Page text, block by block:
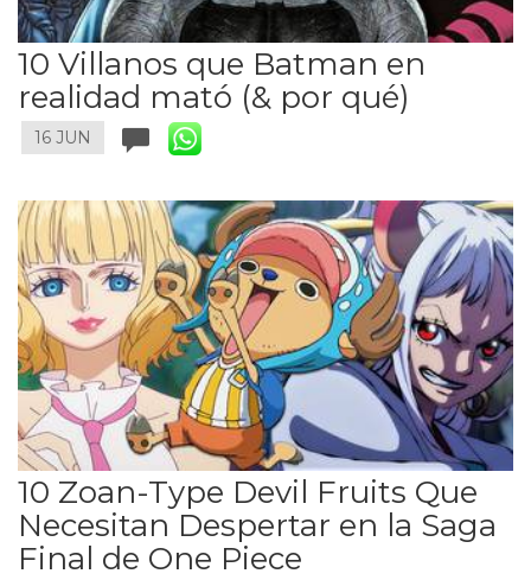
10 Villanos que Batman en
realidad mató (& por qué)
16 JUN
10 Zoan-Type Devil Fruits Que
Necesitan Despertar en la Saga
Final de One Piece